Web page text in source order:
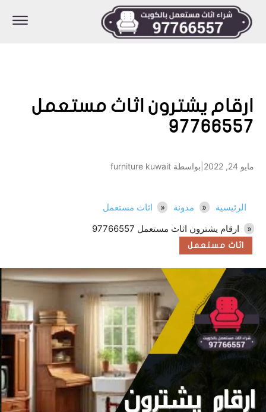
ارقام يشترون اثاث مستعمل
97766557
مايو 24, 2022 بواسطة furniture kuwait
الرئيسية مدونة
اثاث مستعمل
ارقام يشترون اثاث مستعمل 97766557
اثاث مستعمل